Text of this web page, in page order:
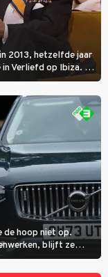
2013, hetzelfde jaar
Verliefd op Ibiza. In
weten van het
de hoop niet op.
blijft ze
Karen Pirie leidt het